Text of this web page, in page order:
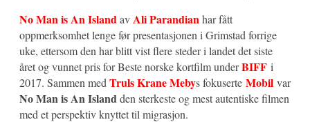
No Man is An IslandavAli Parandianhar fått
oppmerksomhet lenge før presentasjonen i Grimstad forrige
uke, ettersom den har blitt vist flere steder i landet det siste
året og vunnet pris for Beste norske kortfilm underBIFF i
2017. Sammen med Truls Krane Mebys fokuserte Mobil var
No Man is An Islandden sterkeste og mest autentiske filmen
med et perspektiv knyttet til migrasjon.